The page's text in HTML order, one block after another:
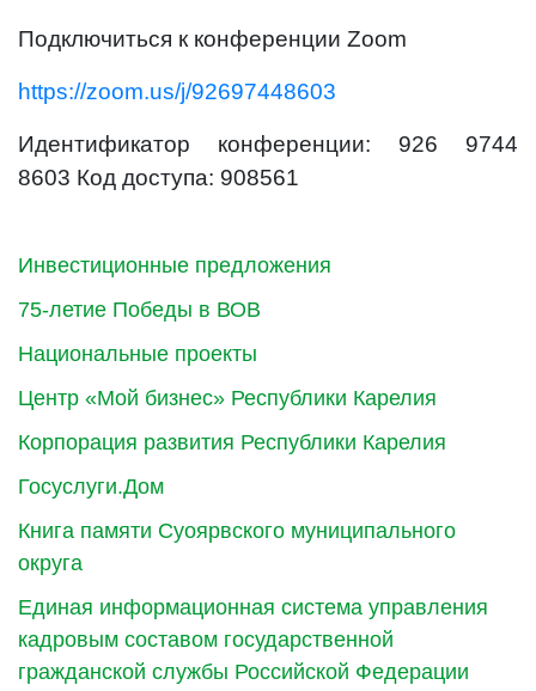
Инвестиционные предложения
75-летие Победы в ВОВ
Национальные проекты
Центр «Мой бизнес» Республики Карелия
Корпорация развития Республики Карелия
Госуслуги.Дом
Книга памяти Суоярвского муниципального
округа
Единая информационная система управления
кадровым составом государственной
гражданской службы Российской Федерации
Подключиться к конференции Zoom
https://zoom.us/j/92697448603
Идентификатор конференции: 926 9744
8603 Код доступа: 908561